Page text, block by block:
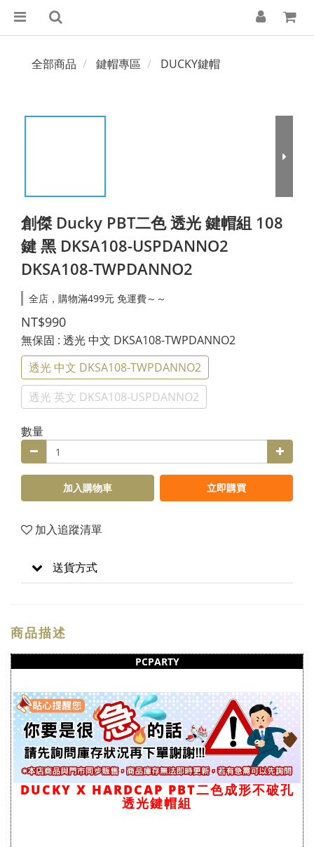
全部商品 鍵帽專區 DUCKY鍵帽
創傑 Ducky PBT二色 透光 鍵帽組 108
鍵 黑 DKSA108-USPDANNO2
DKSA108-TWPDANNO2
全店，購物滿499元 免運費～～
NT$990
無保固 : 透光 中文 DKSA108-TWPDANNO2
透光 中文 DKSA108-TWPDANNO2
透光 英文 DKSA108-USPDANNO2
數量
加入購物車 立即購買
加入追蹤清單
送貨方式
商品描述
PCPARTY
DUCKY X HARDCAP PBT二色成形不破孔
透光鍵帽組